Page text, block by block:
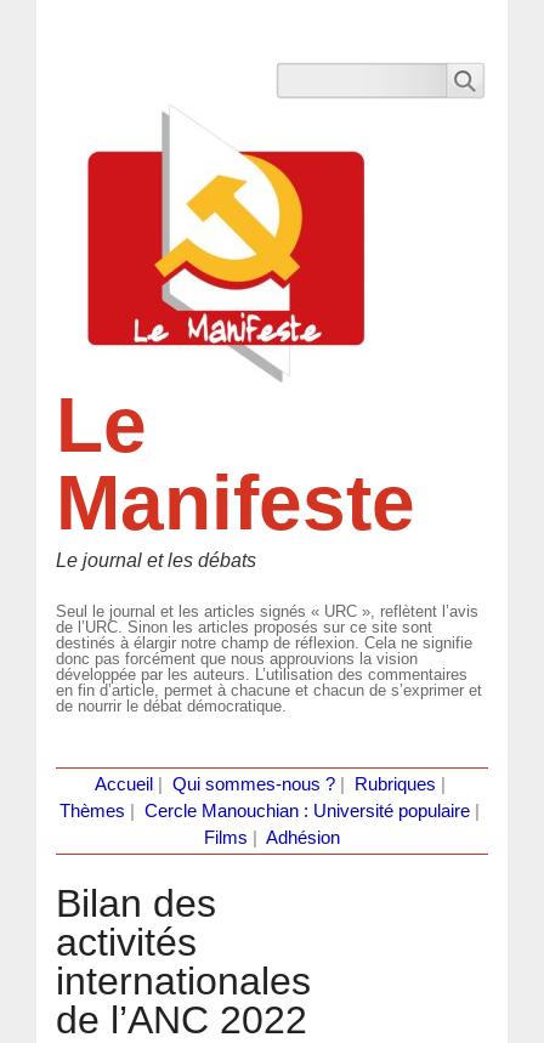
Le
Manifeste
Le journal et les débats
Seul le journal et les articles signés « URC », reflètent l’avis
de l’URC. Sinon les articles proposés sur ce site sont
destinés à élargir notre champ de réflexion. Cela ne signifie
donc pas forcément que nous approuvions la vision
développée par les auteurs. L’utilisation des commentaires
en fin d’article, permet à chacune et chacun de s’exprimer et
de nourrir le débat démocratique.
Accueil Qui sommes-nous ?| Rubriques
Thèmes
Cercle Manouchian : Université populaire
Films
Adhésion
Bilan des
activités
internationales
de l’ANC 2022